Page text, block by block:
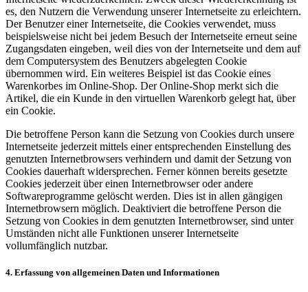
es, den Nutzern die Verwendung unserer Internetseite zu erleichtern.
Der Benutzer einer Internetseite, die Cookies verwendet, muss
beispielsweise nicht bei jedem Besuch der Internetseite erneut seine
Zugangsdaten eingeben, weil dies von der Internetseite und dem auf
dem Computersystem des Benutzers abgelegten Cookie
übernommen wird. Ein weiteres Beispiel ist das Cookie eines
Warenkorbes im Online-Shop. Der Online-Shop merkt sich die
Artikel, die ein Kunde in den virtuellen Warenkorb gelegt hat, über
ein Cookie.
Die betroffene Person kann die Setzung von Cookies durch unsere
Internetseite jederzeit mittels einer entsprechenden Einstellung des
genutzten Internetbrowsers verhindern und damit der Setzung von
Cookies dauerhaft widersprechen. Ferner können bereits gesetzte
Cookies jederzeit über einen Internetbrowser oder andere
Softwareprogramme gelöscht werden. Dies ist in allen gängigen
Internetbrowsern möglich. Deaktiviert die betroffene Person die
Setzung von Cookies in dem genutzten Internetbrowser, sind unter
Umständen nicht alle Funktionen unserer Internetseite
vollumfänglich nutzbar.
4. Erfassung von allgemeinen Daten und Informationen